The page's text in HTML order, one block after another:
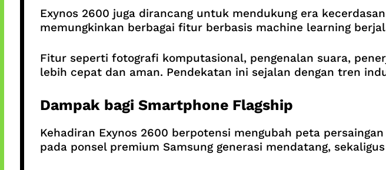
Exynos 2600 juga dirancang untuk mendukung era
memungkinkan berbagai fitur berbasis machine learning
Fitur seperti fotografi komputasional, pengenalan suara,
lebih cepat dan aman. Pendekatan ini sejalan dengan tren
Dampak bagi Smartphone Flagship
Kehadiran Exynos 2600 berpotensi mengubah peta
pada ponsel premium Samsung generasi mendatang,